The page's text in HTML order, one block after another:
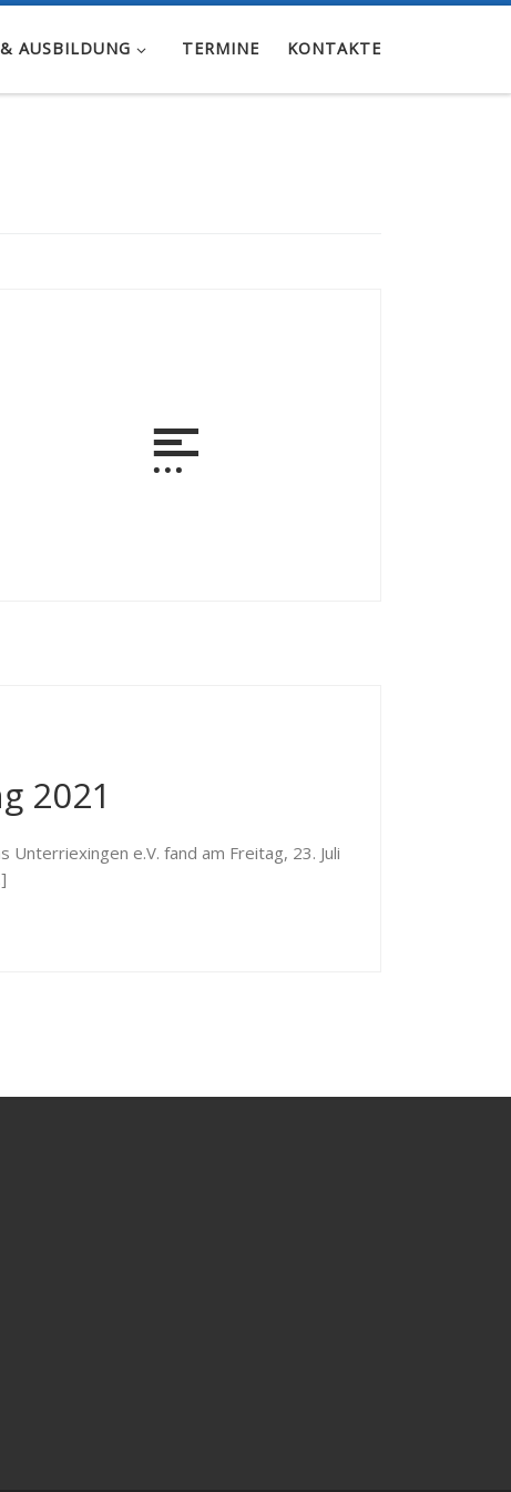
AUSBILDUNG TERMINE KONTAKTE
2021
e.V. fand am Freitag, 23. Juli